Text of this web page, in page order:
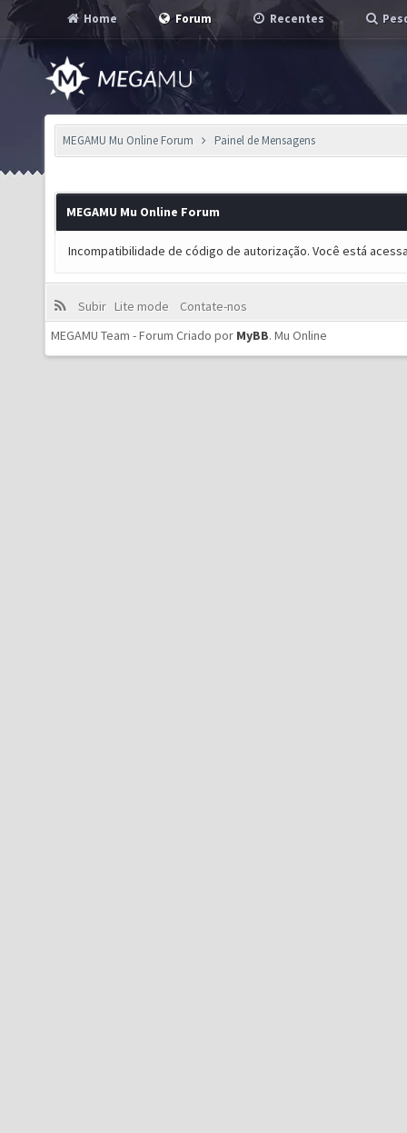
Home Forum Recentes
MEGAMU Mu Online Forum Painel de Mensagens
MEGAMU Mu Online Forum
Incompatibilidade de código de autorização. Você está
Subir Lite mode
Contate-nos
MEGAMU Team - Forum Criado por MyBB. Mu Online